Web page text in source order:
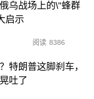
乌战场上的\"蜂群
启示
阅读 8386
特朗普这脚刹车，
吐了